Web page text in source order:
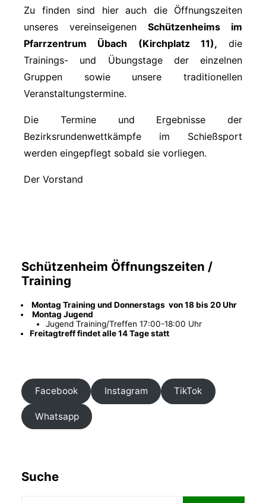
Zu finden sind hier auch die Öffnungszeiten
unseres vereinseigenen Schützenheims im
Pfarrzentrum Übach (Kirchplatz 11), die
Trainings- und Übungstage der einzelnen
Gruppen sowie unsere traditionellen
Veranstaltungstermine.
Die Termine und Ergebnisse der
Bezirksrundenwettkämpfe im Schießsport
werden eingepflegt sobald sie vorliegen.
Der Vorstand
Schützenheim Öffnungszeiten /
Training
Montag Training und Donnerstags von 18 bis 20 Uhr
Montag Jugend
Jugend Training/Treffen 17:00-18:00 Uhr
Freitagtreff findet alle 14 Tage statt
Facebook Instagram TikTok
Whatsapp
Suche